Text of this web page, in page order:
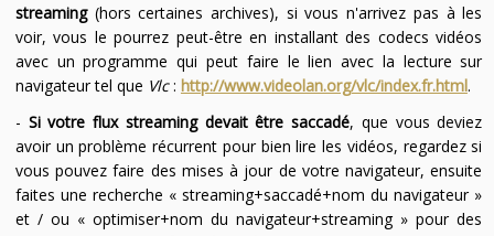
streaming(hors certaines archives), si vous n'arrivez pas à les
voir, vous le pourrez peut-être en installant des codecs vidéos
avec un programme qui peut faire le lien avec la lecture sur
navigateur tel que Vlc: http://www.videolan.org/vlc/index.fr.html.
- Si votre flux streaming devait être saccadé, que vous deviez
avoir un problème récurrent pour bien lire les vidéos, regardez si
vous pouvez faire des mises à jour de votre navigateur, ensuite
faites une recherche « streaming+saccadé+nom du navigateur »
et / ou « optimiser+nom du navigateur+streaming » pour des